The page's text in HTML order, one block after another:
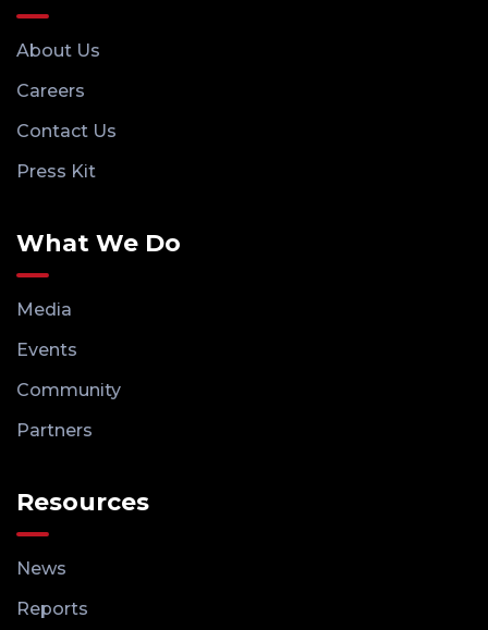
About Us
Careers
Contact Us
Press Kit
What We Do
Media
Events
Community
Partners
Resources
News
Reports